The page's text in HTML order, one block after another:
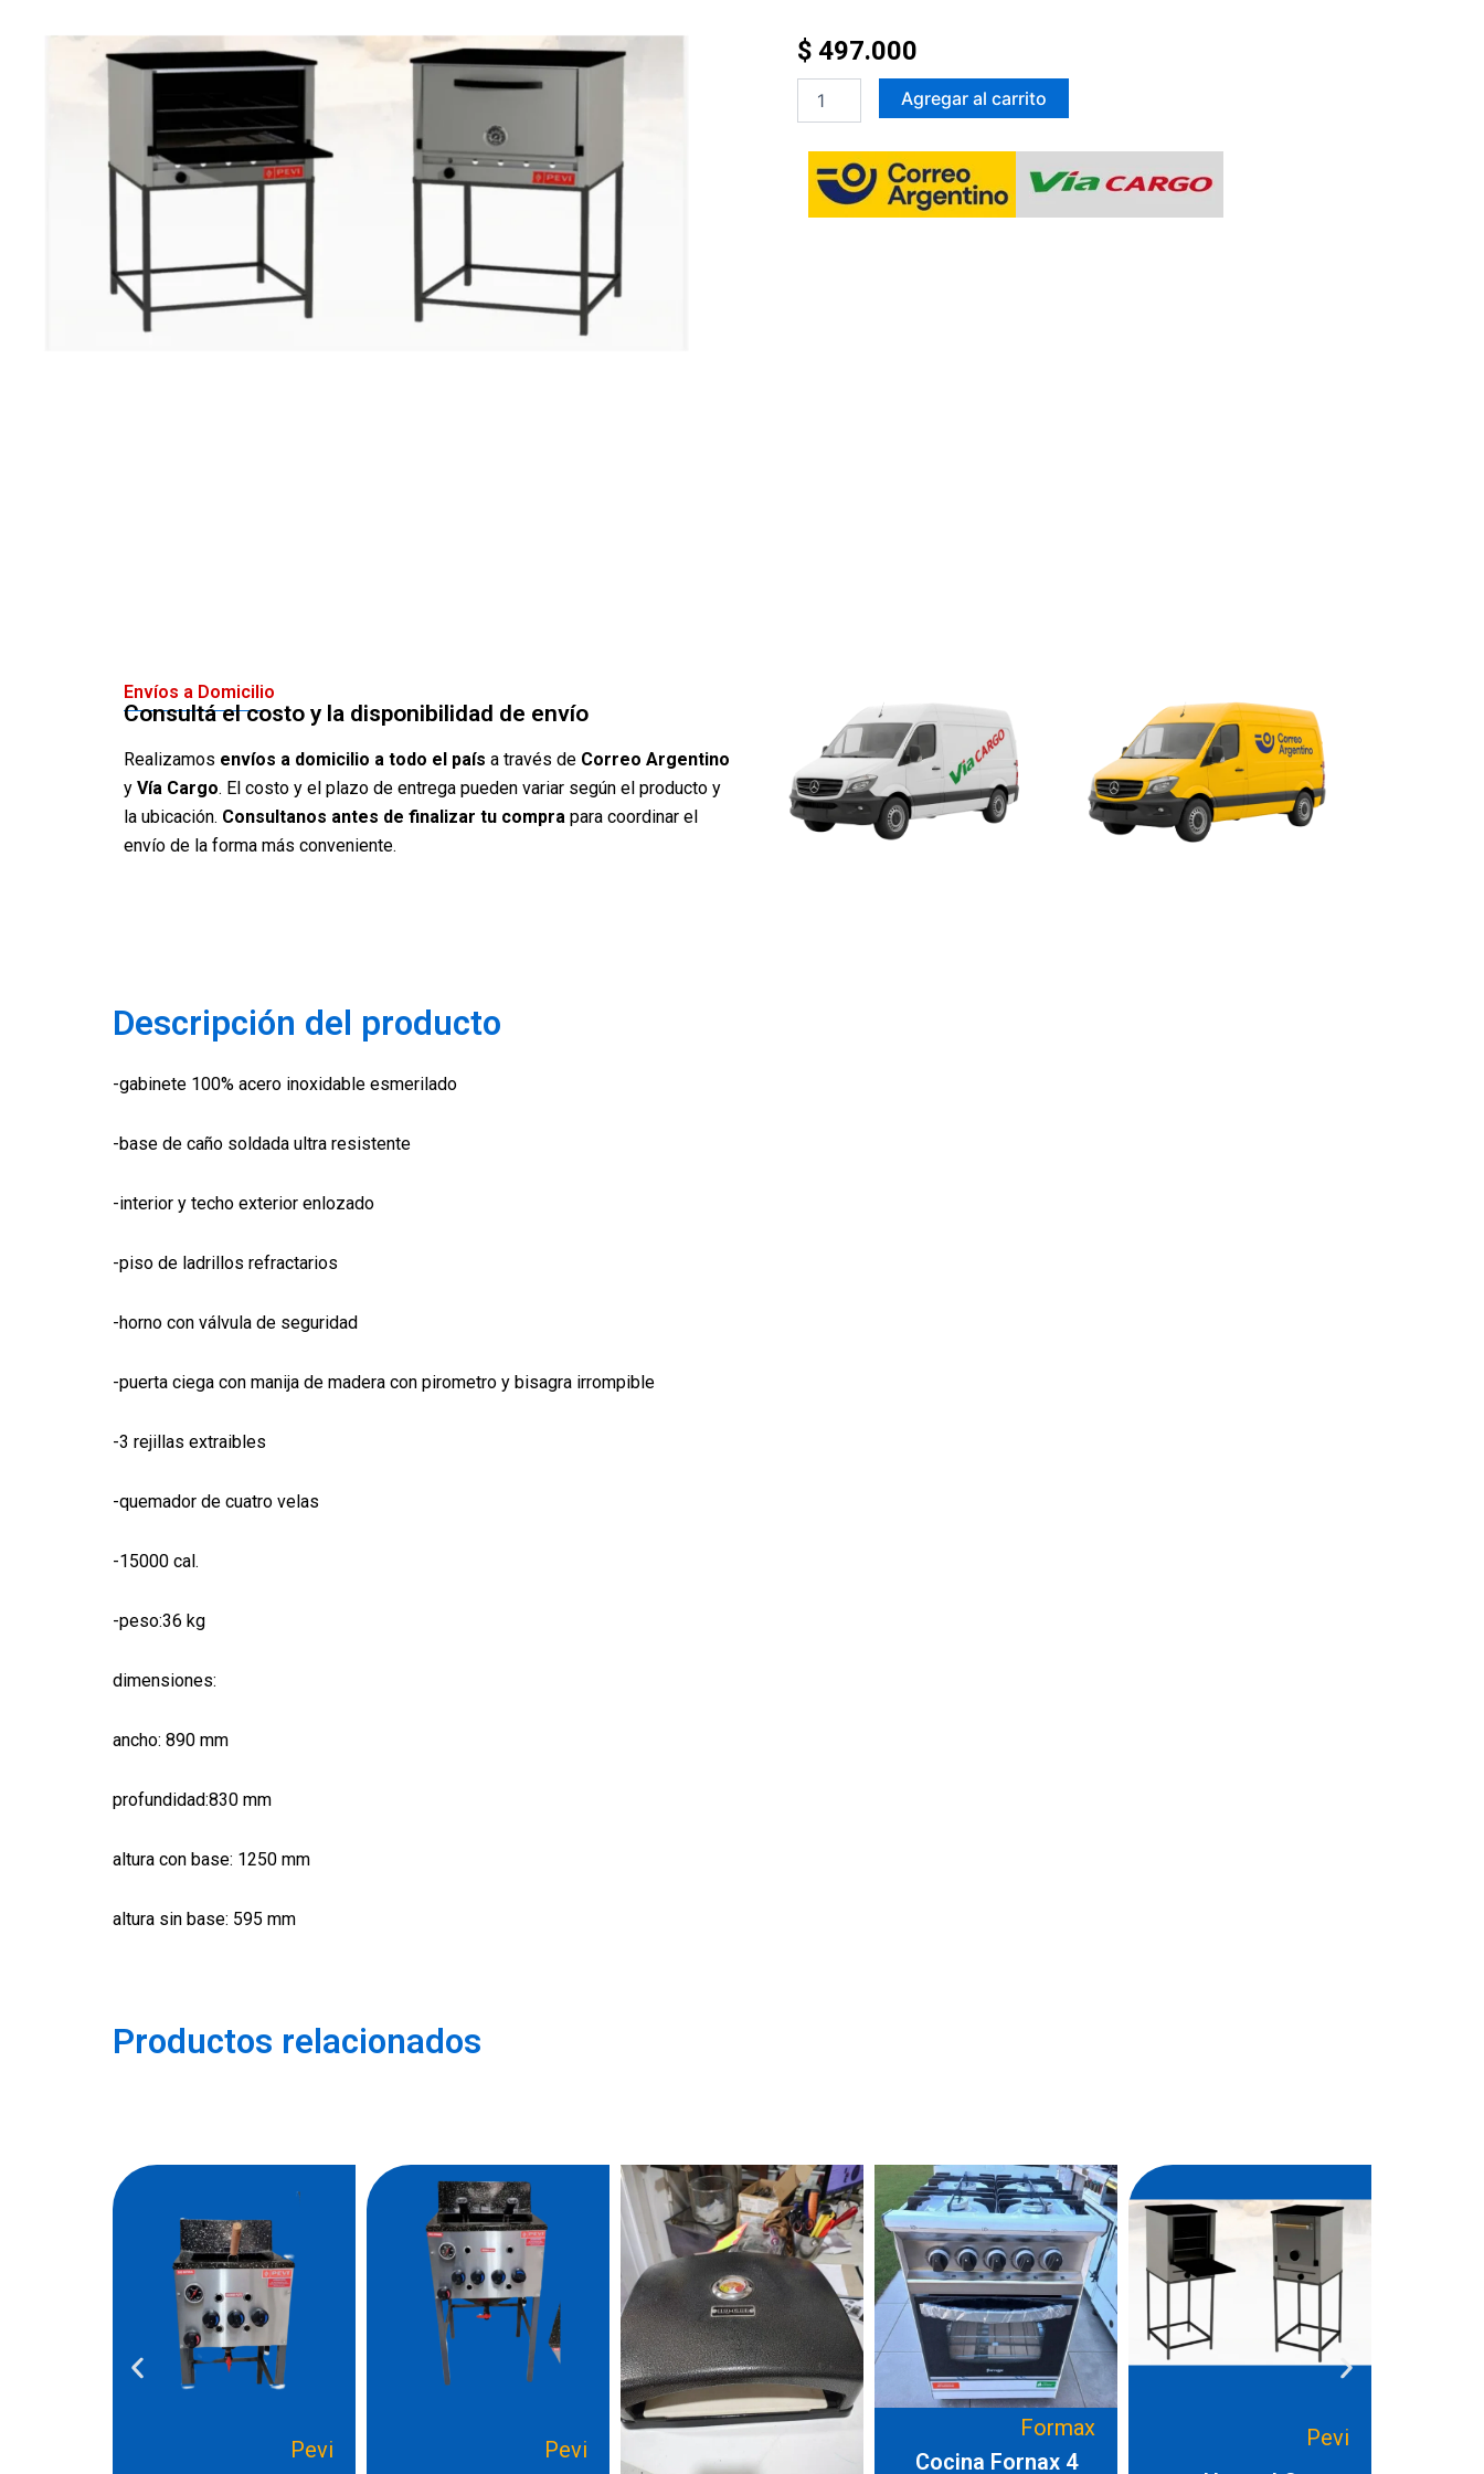
$ 497.000
Agregar al carrito
Envíos a Domicilio
Consultá el costo y la disponibilidad de envío
Realizamos envíos a domicilio a todo el país a través de Correo Argentino
y Vía Cargo. El costo y el plazo de entrega pueden variar según el producto y
la ubicación. Consultanos antes de finalizar tu compra para coordinar el
envío de la forma más conveniente.
Descripción del producto
-gabinete 100% acero inoxidable esmerilado
-base de caño soldada ultra resistente
-interior y techo exterior enlozado
-piso de ladrillos refractarios
-horno con válvula de seguridad
-puerta ciega con manija de madera con pirometro y bisagra irrompible
-3 rejillas extraibles
-quemador de cuatro velas
-15000 cal.
-peso:36 kg
dimensiones:
ancho: 890 mm
profundidad:830 mm
altura con base: 1250 mm
altura sin base: 595 mm
Productos relacionados
Pevi Pevi
Formax
Cocina Fornax 4
Pevi